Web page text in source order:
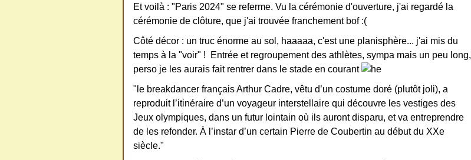
Et voilà : "Paris 2024" se referme. Vu la cérémonie d'ouverture, j'ai regardé la
cérémonie de clôture, que j'ai trouvée franchement bof :(
Côté décor : un truc énorme au sol, haaaaa, c'est une planisphère... j'ai mis du
temps à la "voir" ! Entrée et regroupement des athlètes, sympa mais un peu long,
perso je les aurais fait rentrer dans le stade en courant
"le breakdancer français Arthur Cadre, vêtu d’un costume doré (plutôt joli), a
reproduit l’itinéraire d’un voyageur interstellaire qui découvre les vestiges des
Jeux olympiques, dans un futur lointain où ils auront disparu, et va entreprendre
de les refonder. À l’instar d’un certain Pierre de Coubertin au début du XXe
siècle."